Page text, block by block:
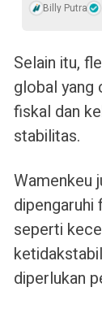
Billy Putra
Selain itu,
global yang
fiskal dan
stabilitas.
Wamenkeu
seperti
diperlukan